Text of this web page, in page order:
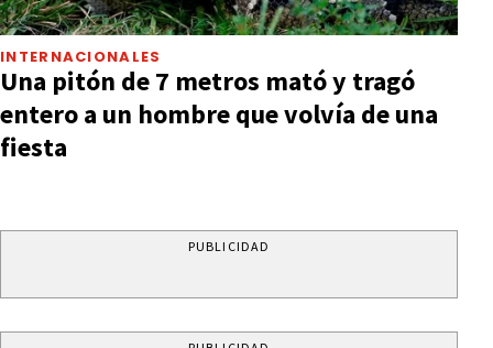
INTERNACIONALES
Una pitón de 7 metros mató y tragó
entero a un hombre que volvía de una
fiesta
PUBLICIDAD